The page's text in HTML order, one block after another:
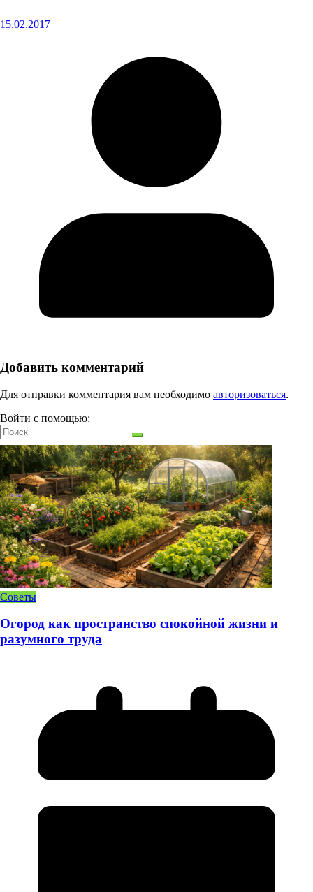
15.02.2017
Добавить комментарий
Для отправки комментария вам необходимо авторизоваться.
Войти с помощью:
Советы
Огород как пространство спокойной жизни и
разумного труда